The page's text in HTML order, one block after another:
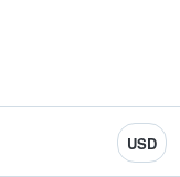
USD